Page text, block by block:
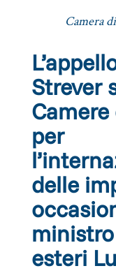
Camera
Strever
per
delle
esteri